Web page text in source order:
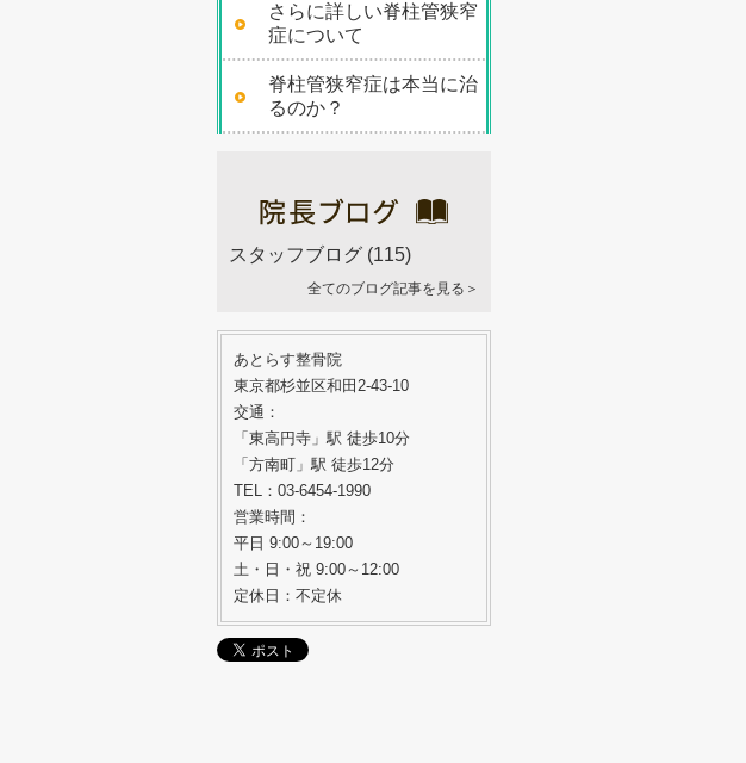
さらに詳しい脊柱管狭窄
症について
脊柱管狭窄症は本当に治
るのか？
スタッフブログ (115)
全てのブログ記事を見る＞
あとらす整骨院
東京都杉並区和田2-43-10
交通：
「東高円寺」駅 徒歩10分
「方南町」駅 徒歩12分
TEL：03-6454-1990
営業時間：
平日 9:00～19:00
土・日・祝 9:00～12:00
定休日：不定休